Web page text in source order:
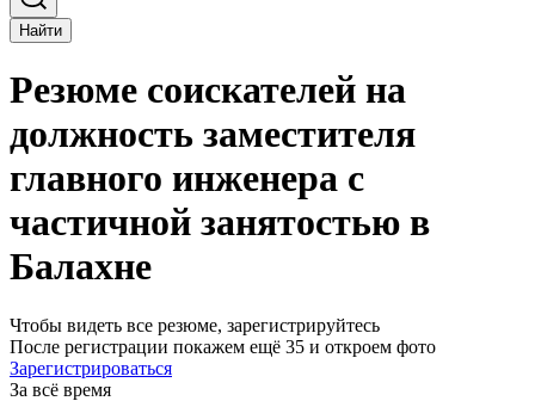
Найти
Резюме соискателей на
должность заместителя
главного инженера с
частичной занятостью в
Балахне
Чтобы видеть все резюме, зарегистрируйтесь
После регистрации покажем ещё 35 и откроем фото
Зарегистрироваться
За всё время